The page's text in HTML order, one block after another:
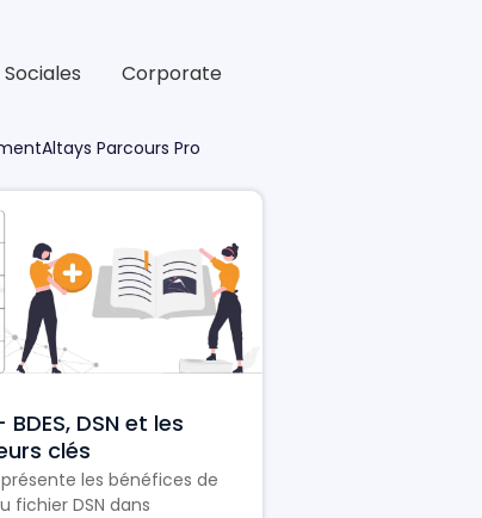
Corporate
Altays Parcours Pro
DSN et les
clés
les bénéfices de
fichier DSN dans